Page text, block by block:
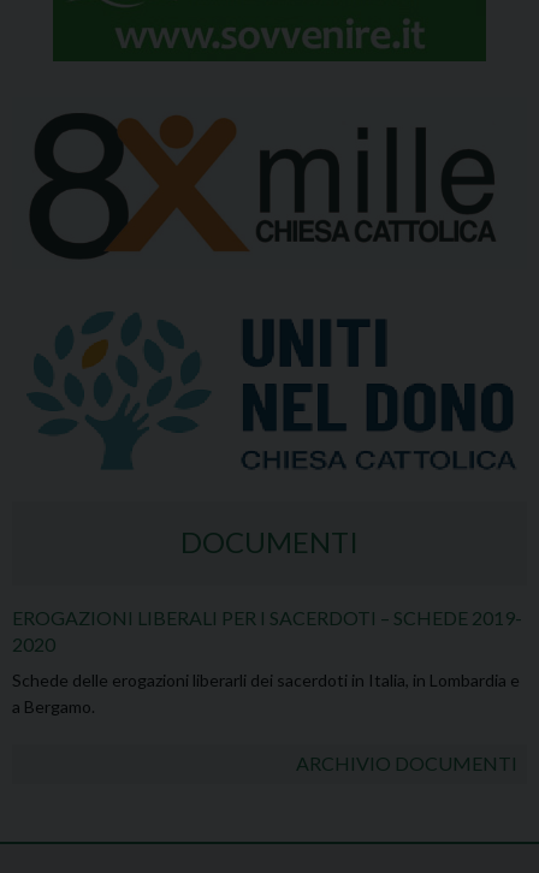
DOCUMENTI
EROGAZIONI LIBERALI PER I SACERDOTI – SCHEDE 2019-
2020
Schede delle erogazioni liberarli dei sacerdoti in Italia, in Lombardia e
a Bergamo.
ARCHIVIO DOCUMENTI